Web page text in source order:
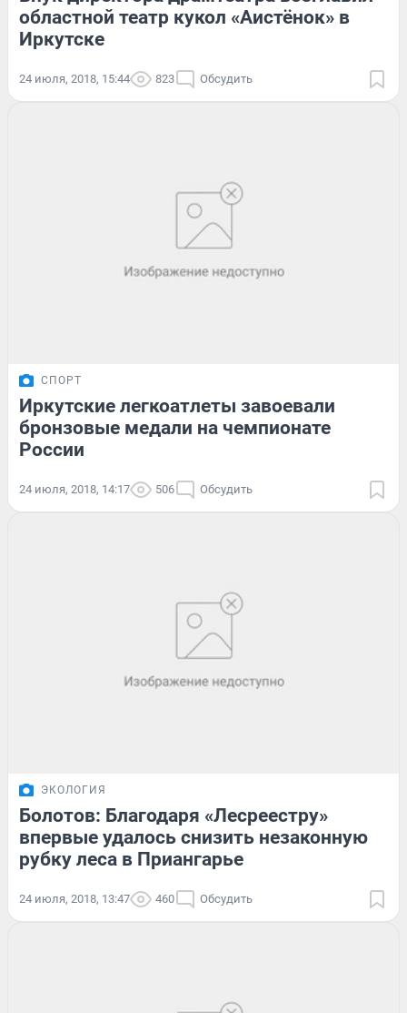
областной театр кукол «Аистёнок» в
Иркутске
24 июля, 2018, 15:44 823 Обсудить
СПОРТ
Иркутские легкоатлеты завоевали
бронзовые медали на чемпионате
России
24 июля, 2018, 14:17 506 Обсудить
ЭКОЛОГИЯ
Болотов: Благодаря «Лесреестру»
впервые удалось снизить незаконную
рубку леса в Приангарье
24 июля, 2018, 13:47 460 Обсудить